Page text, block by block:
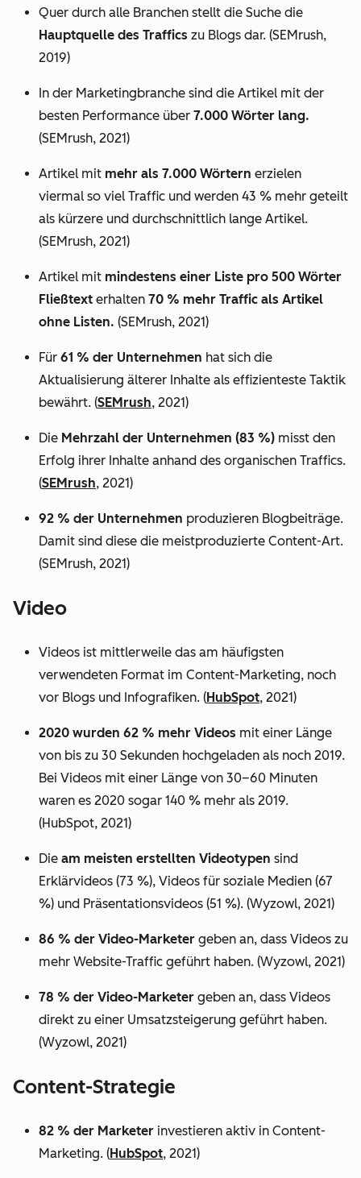
Quer durch alle Branchen stellt die Suche die
Hauptquelle des Traffics zu Blogs dar. (SEMrush,
2019)
In der Marketingbranche sind die Artikel mit der
besten Performance über 7.000 Wörter lang.
(SEMrush, 2021)
Artikel mit mehr als 7.000 Wörtern erzielen
viermal so viel Traffic und werden 43 % mehr geteilt
als kürzere und durchschnittlich lange Artikel.
(SEMrush, 2021)
Artikel mit mindestens einer Liste pro 500 Wörter
Fließtext erhalten 70 % mehr Traffic als Artikel
ohne Listen. (SEMrush, 2021)
Für 61 % der Unternehmen hat sich die
Aktualisierung älterer Inhalte als effizienteste Taktik
bewährt. (SEMrush, 2021)
Die Mehrzahl der Unternehmen (83 %) misst den
Erfolg ihrer Inhalte anhand des organischen Traffics.
(SEMrush, 2021)
92 % der Unternehmen produzieren Blogbeiträge.
Damit sind diese die meistproduzierte Content-Art.
(SEMrush, 2021)
Video
Videos ist mittlerweile das am häufigsten
verwendeten Format im Content-Marketing, noch
vor Blogs und Infografiken. (HubSpot, 2021)
2020 wurden 62 % mehr Videos mit einer Länge
von bis zu 30 Sekunden hochgeladen als noch 2019.
Bei Videos mit einer Länge von 30–60 Minuten
waren es 2020 sogar 140 % mehr als 2019.
(HubSpot, 2021)
Die am meisten erstellten Videotypen sind
Erklärvideos (73 %), Videos für soziale Medien (67
%) und Präsentationsvideos (51 %). (Wyzowl, 2021)
86 % der Video-Marketer geben an, dass Videos zu
mehr Website-Traffic geführt haben. (Wyzowl, 2021)
78 % der Video-Marketer geben an, dass Videos
direkt zu einer Umsatzsteigerung geführt haben.
(Wyzowl, 2021)
Content-Strategie
82 % der Marketer investieren aktiv in Content-
Marketing. (HubSpot, 2021)